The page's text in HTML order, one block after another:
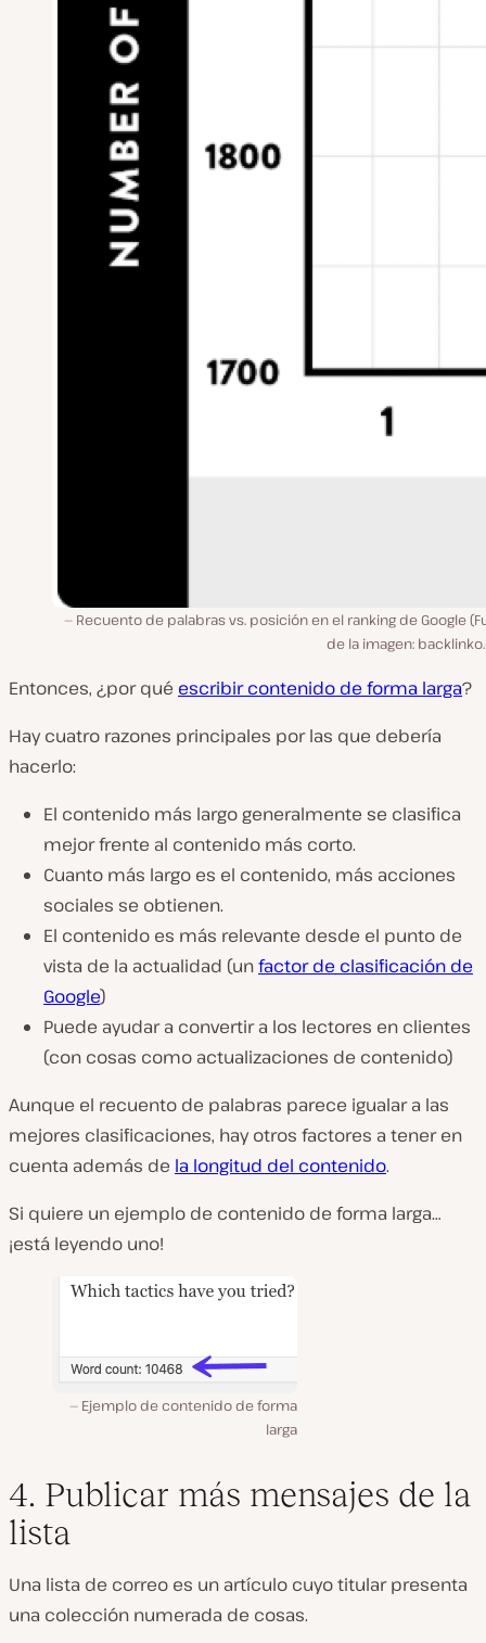
Recuento de palabras vs. posición en el ranking de Google
de la imagen:
Entonces, ¿por qué escribir contenido de forma larga?
Hay cuatro razones principales por las que debería
hacerlo:
El contenido más largo generalmente se clasifica
mejor frente al contenido más corto.
Cuanto más largo es el contenido, más acciones
sociales se obtienen.
El contenido es más relevante desde el punto de
vista de la actualidad (unfactor de clasificación de
Google)
Puede ayudar a convertir a los lectores en clientes
(con cosas como actualizaciones de contenido)
Aunque el recuento de palabras parece igualar a las
mejores clasificaciones, hay otros factores a tener en
cuenta además de la longitud del contenido.
Si quiere un ejemplo de contenido de forma larga…
¡está leyendo uno!
Ejemplo de contenido de forma
larga
4. Publicar más mensajes de la
lista
Una lista de correo es un artículo cuyo titular presenta
una colección numerada de cosas.